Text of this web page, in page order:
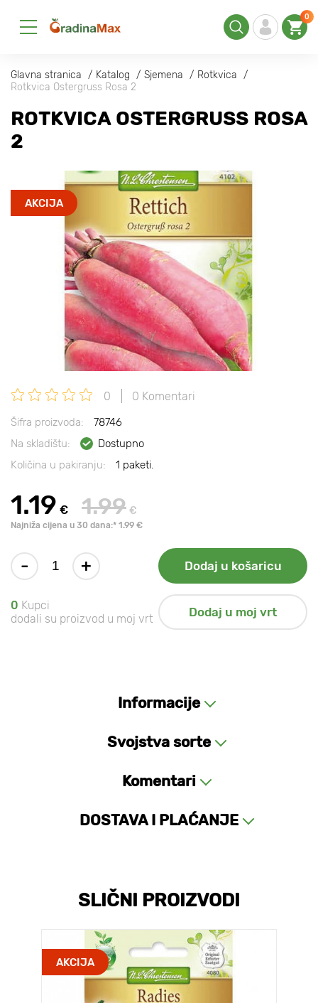
0
Glavna stranica Katalog Sjemena
Rotkvica
Rotkvica Ostergruss Rosa 2
ROTKVICA OSTERGRUSS ROSA
2
AKCIJA
0 0 Komentari
Šifra proizvoda:
78746
Na skladištu:
Dostupno
Količina u pakiranju:
1 paketi.
1.19 € 1.99 €
Najniža cijena u 30 dana:* 1.99 €
- + Dodaj u košaricu
0 Kupci
dodali su proizvod u moj vrt
Dodaj u moj vrt
Informacije
Svojstva sorte
Komentari
DOSTAVA I PLAĆANJE
SLIČNI PROIZVODI
AKCIJA